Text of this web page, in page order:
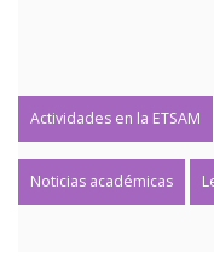
Actividades en la ETSAM
Noticias académicas